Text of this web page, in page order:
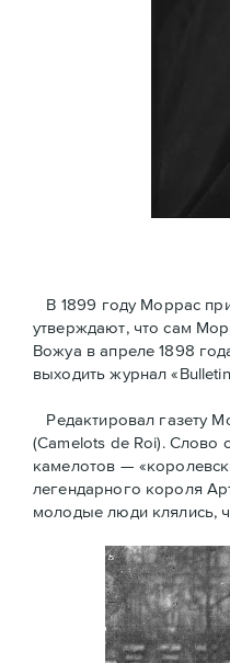
В 1899 году Моррас
утверждают, что сам
Вожуа в апреле 1898
выходить журнал
Редактировал газету
(Camelots de Roi). Слово
камелотов —
легендарного короля
молодые люди клялись,